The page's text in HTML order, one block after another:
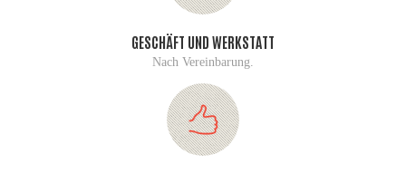
GESCHÄFT UND WERKSTATT
Nach Vereinbarung.